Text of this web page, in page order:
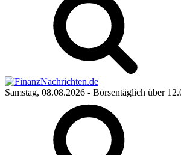
Samstag, 08.08.2026 - Börsentäglich über